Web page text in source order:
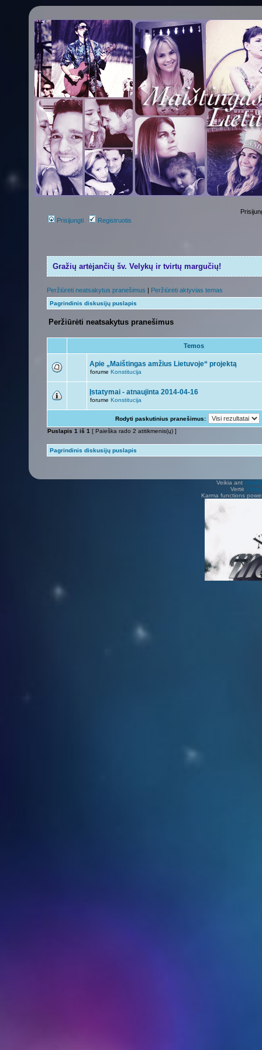
Prisijungti Registruotis
Gražių artėjančių šv. Velykų ir tvirtų margučių!
Peržiūrėti neatsakytus pranešimus | Peržiūrėti aktyvias temas
Pagrindinis diskusijų puslapis
Peržiūrėti neatsakytus pranešimus
Temos
Apie „Maištingas amžius Lietuvoje“ projektą
forume Konstitucija
Įstatymai - atnaujinta 2014-04-16
forume Konstitucija
Rodyti paskutinius pranešimus:
Puslapis 1 iš 1 [ Paieška rado 2 atitikmenis(ų) ]
Pagrindinis diskusijų puslapis
Veikia ant
Vertė Vilius
Karma functions